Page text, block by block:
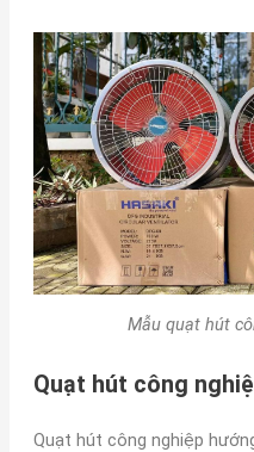
Mẫu quạt hút
Quạt hút công
Quạt hút công nghiệp